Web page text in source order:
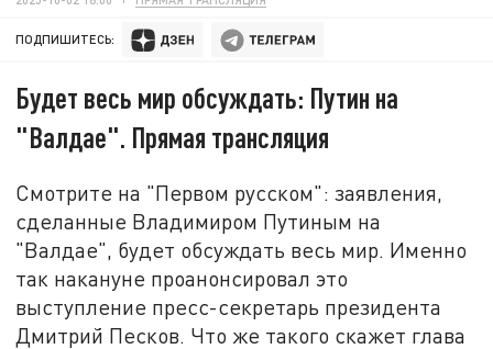
ПОДПИШИТЕСЬ:
Будет весь мир обсуждать: Путин на
"Валдае". Прямая трансляция
Смотрите на "Первом русском": заявления,
сделанные Владимиром Путиным на
"Валдае", будет обсуждать весь мир. Именно
так накануне проанонсировал это
выступление пресс-секретарь президента
Дмитрий Песков. Что же такого скажет глава